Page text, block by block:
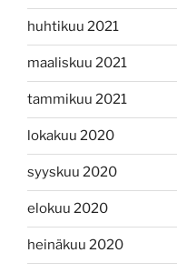
huhtikuu 2021
maaliskuu 2021
tammikuu 2021
lokakuu 2020
syyskuu 2020
elokuu 2020
heinäkuu 2020